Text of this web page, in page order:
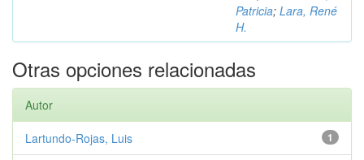
Patricia; Lara, René
H.
Otras opciones relacionadas
Autor
1
Lartundo‑Rojas, Luis